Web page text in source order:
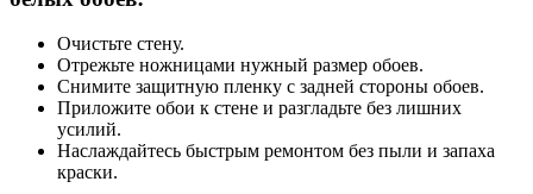
Очистьте стену.
Отрежьте ножницами нужный размер обоев.
Снимите защитную пленку с задней стороны обоев.
Приложите обои к стене и разгладьте без лишних
усилий.
Наслаждайтесь быстрым ремонтом без пыли и запаха
краски.